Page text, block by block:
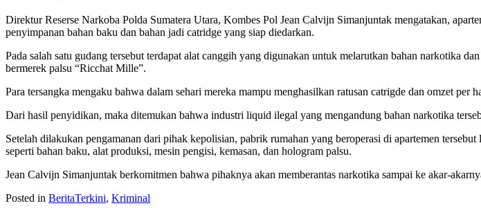
Direktur Reserse Narkoba Polda Sumatera Utara, Kombes Pol Jean Calvijn Simanjuntak mengatakan,
penyimpanan bahan baku dan bahan jadi catridge yang siap diedarkan.
Pada salah satu gudang tersebut terdapat alat canggih yang digunakan untuk melarutkan bahan narkotika
bermerek palsu “Ricchat Mille”.
Para tersangka mengaku bahwa dalam sehari mereka mampu menghasilkan ratusan catrigde dan omzet per
Dari hasil penyidikan, maka ditemukan bahwa industri liquid ilegal yang mengandung bahan narkotika
Setelah dilakukan pengamanan dari pihak kepolisian, pabrik rumahan yang beroperasi di apartemen
seperti bahan baku, alat produksi, mesin pengisi, kemasan, dan hologram palsu.
Jean Calvijn Simanjuntak berkomitmen bahwa pihaknya akan memberantas narkotika sampai ke akar-
Posted in BeritaTerkini, Kriminal